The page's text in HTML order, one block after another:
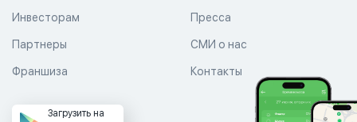
Пресса
СМИ о нас
Контакты
Инвесторам
Партнеры
Франшиза
Загрузить на